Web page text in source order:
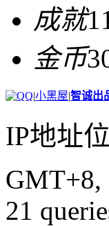
成就
金币
|小黑屋|智诚出
IP地址
GMT+8,
21